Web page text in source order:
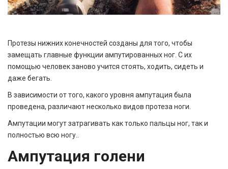
Протезы нижних конечностей созданы для того, чтобы
замещать главные функции ампутированных ног. С их
помощью человек заново учится стоять, ходить, сидеть и
даже бегать.
В зависимости от того, какого уровня ампутация была
проведена, различают несколько видов протеза ноги
Ампутации могут затрагивать как только пальцы ног, так и
полностью всю ногу.
Ампутация голени